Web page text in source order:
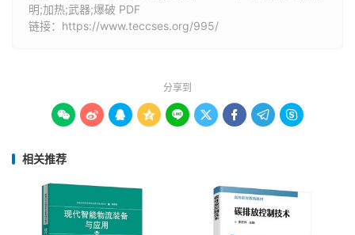
明;加热;武器;爆破 PDF
链接： https://www.teccses.org/995/
分享到
        
相关推荐